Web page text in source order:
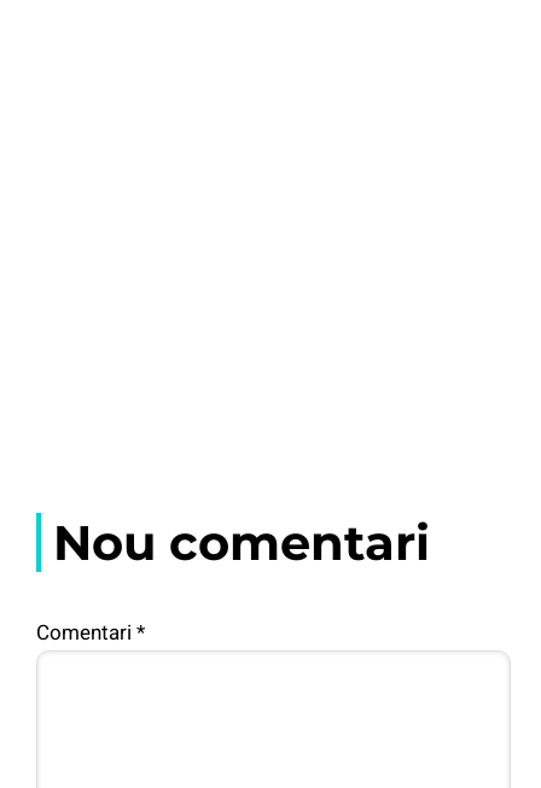
Nou comentari
Comentari *